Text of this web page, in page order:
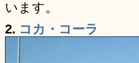
います。
2. コカ・コーラ